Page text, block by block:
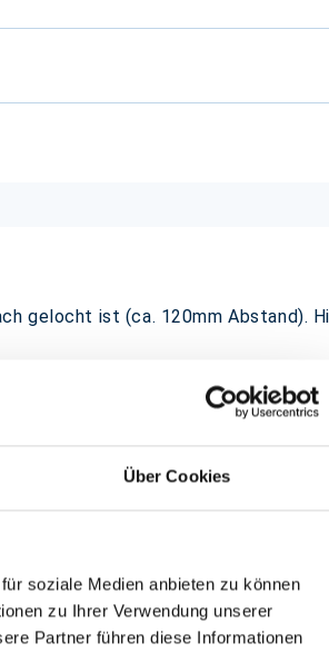
Über Cookies
soziale Medien anbieten zu können
zu Ihrer Verwendung unserer
Partner führen diese Informationen
gelocht ist (ca. 120mm Abstand).
Am Bullhamm 24-26, D-26441 Jever,